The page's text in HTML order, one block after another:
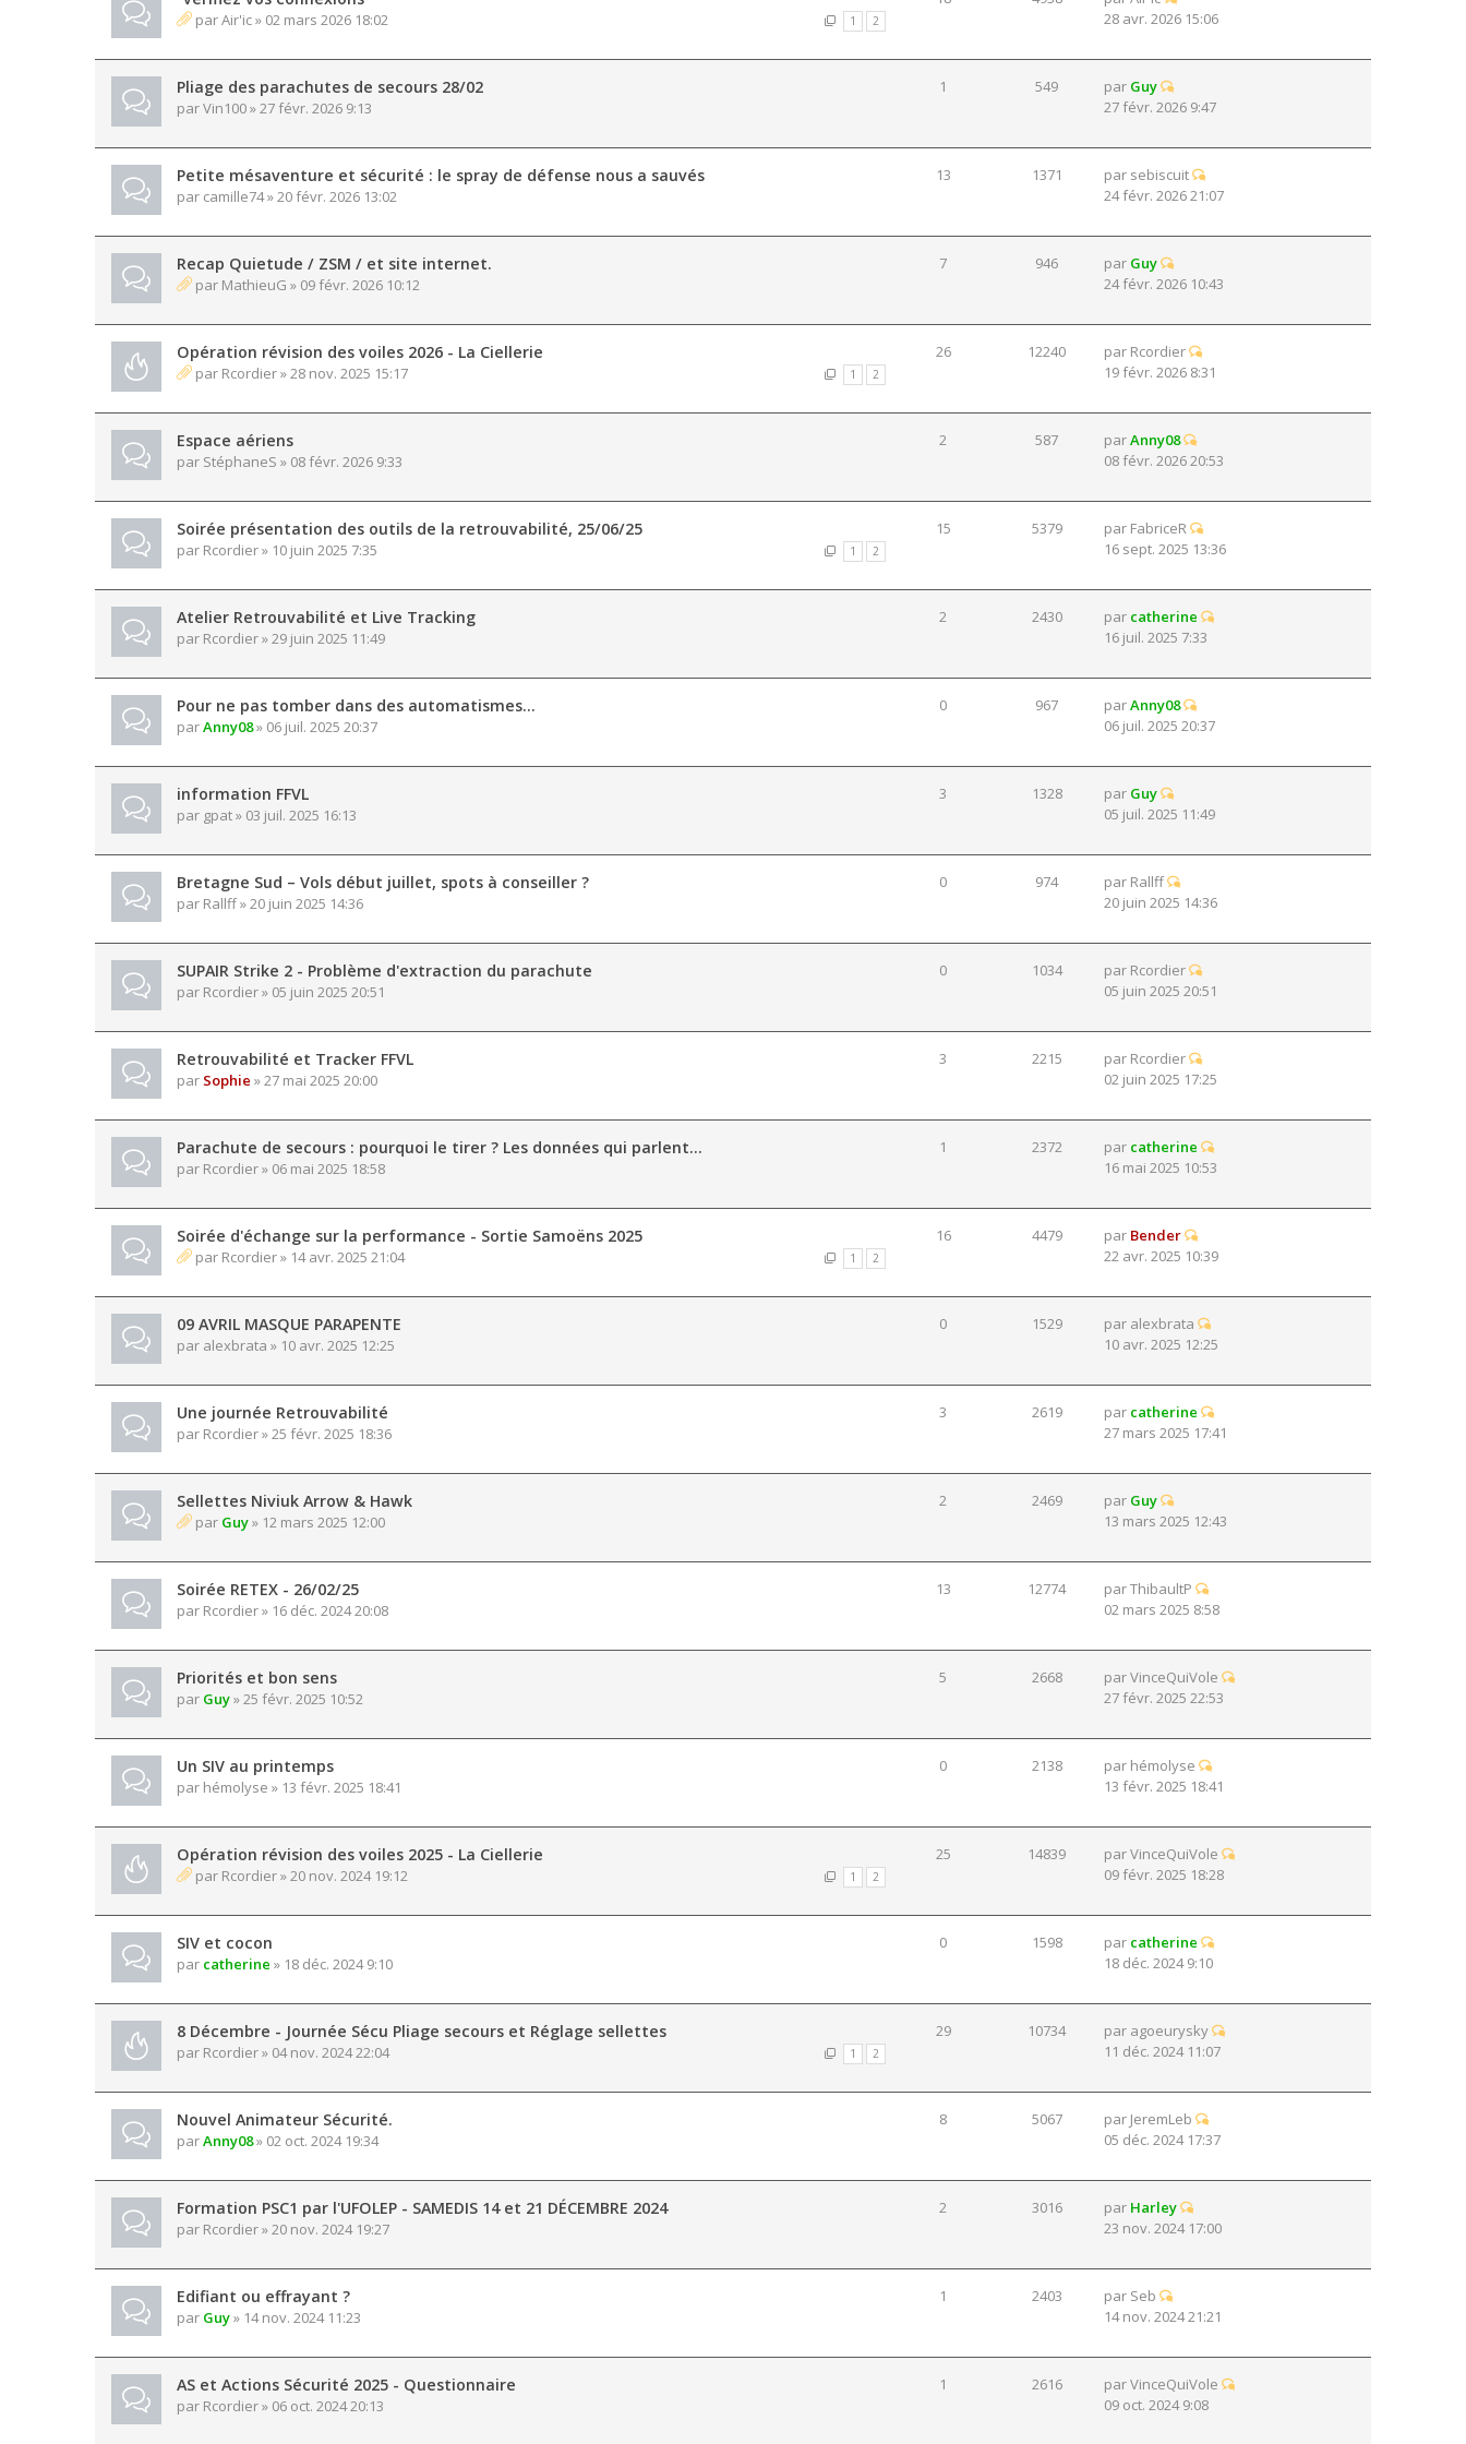
1 2
parAir'ic» 02 mars 2026 18:02
28 avr. 2026 15:06
Pliage des parachutes de secours 28/02
parVin100» 27 févr. 2026 9:13
1 549 par Guy
27 févr. 2026 9:47
Petite mésaventure et sécurité : le spray de défense nous a sauvés
par camille74» 20 févr. 2026 13:02
13 1371 par sebiscuit
24 févr. 2026 21:07
Recap Quietude / ZSM / et site internet.
par MathieuG » 09 févr. 2026 10:12
7 946 par Guy
24 févr. 2026 10:43
Opération révision des voiles 2026 - La Ciellerie
1 2
par Rcordier» 28 nov. 2025 15:17
26 12240 par Rcordier
19 févr. 2026 8:31
Espace aériens
par StéphaneS » 08 févr. 2026 9:33
2 587 parAnny08
08 févr. 2026 20:53
Soirée présentation des outils de la retrouvabilité, 25/06/25
1 2
par Rcordier» 10 juin 2025 7:35
15 5379 par FabriceR
16 sept. 2025 13:36
Atelier Retrouvabilité et Live Tracking
par Rcordier» 29 juin 2025 11:49
2 2430 par catherine
16 juil. 2025 7:33
Pour ne pas tomber dans des automatismes...
parAnny08» 06 juil. 2025 20:37
0 967 parAnny08
06 juil. 2025 20:37
information FFVL
par gpat» 03 juil. 2025 16:13
3 1328 par Guy
05 juil. 2025 11:49
Bretagne Sud – Vols début juillet, spots à conseiller ?
par Rallff» 20 juin 2025 14:36
0 974 par Rallff
20 juin 2025 14:36
SUPAIR Strike 2 - Problème d'extraction du parachute
par Rcordier» 05 juin 2025 20:51
0 1034 par Rcordier
05 juin 2025 20:51
Retrouvabilité et Tracker FFVL
par Sophie » 27 mai 2025 20:00
3 2215 par Rcordier
02 juin 2025 17:25
Parachute de secours : pourquoi le tirer ? Les données qui parlent...
par Rcordier» 06 mai 2025 18:58
1 2372 par catherine
16 mai 2025 10:53
Soirée d'échange sur la performance - Sortie Samoëns 2025
1 2
par Rcordier» 14 avr. 2025 21:04
16 4479 par Bender
22 avr. 2025 10:39
09 AVRIL MASQUE PARAPENTE
par alexbrata » 10 avr. 2025 12:25
0 1529 par alexbrata
10 avr. 2025 12:25
Une journée Retrouvabilité
par Rcordier» 25 févr. 2025 18:36
3 2619 par catherine
27 mars 2025 17:41
Sellettes Niviuk Arrow & Hawk
par Guy» 12 mars 2025 12:00
2 2469 par Guy
13 mars 2025 12:43
Soirée RETEX - 26/02/25
par Rcordier» 16 déc. 2024 20:08
13 12774 parThibaultP
02 mars 2025 8:58
Priorités et bon sens
par Guy» 25 févr. 2025 10:52
5 2668 parVinceQuiVole
27 févr. 2025 22:53
Un SIV au printemps
par hémolyse » 13 févr. 2025 18:41
0 2138 par hémolyse
13 févr. 2025 18:41
Opération révision des voiles 2025 - La Ciellerie
1 2
par Rcordier» 20 nov. 2024 19:12
25 14839 parVinceQuiVole
09 févr. 2025 18:28
SIV et cocon
par catherine » 18 déc. 2024 9:10
0 1598 par catherine
18 déc. 2024 9:10
8 Décembre - Journée Sécu Pliage secours et Réglage sellettes
1 2
par Rcordier» 04 nov. 2024 22:04
29 10734 par agoeurysky
11 déc. 2024 11:07
Nouvel Animateur Sécurité.
parAnny08» 02 oct. 2024 19:34
8 5067 par JeremLeb
05 déc. 2024 17:37
Formation PSC1 par l'UFOLEP - SAMEDIS 14 et 21 DÉCEMBRE 2024
par Rcordier» 20 nov. 2024 19:27
2 3016 par Harley
23 nov. 2024 17:00
Edifiant ou effrayant ?
par Guy» 14 nov. 2024 11:23
1 2403 par Seb
14 nov. 2024 21:21
AS et Actions Sécurité 2025 - Questionnaire
par Rcordier» 06 oct. 2024 20:13
1 2616 parVinceQuiVole
09 oct. 2024 9:08